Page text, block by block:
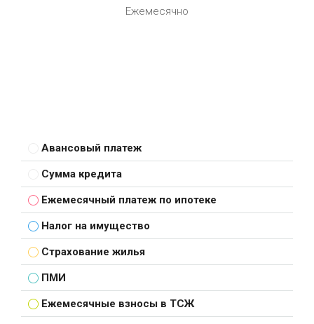
Ежемесячно
Авансовый платеж
Сумма кредита
Ежемесячный платеж по ипотеке
Налог на имущество
Страхование жилья
ПМИ
Ежемесячные взносы в ТСЖ